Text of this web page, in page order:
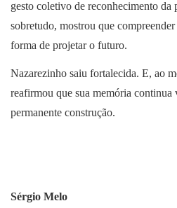
gesto coletivo de reconhecimento da
sobretudo, mostrou que
forma de projetar o futuro.
Nazarezinho saiu fortalecida. E, ao
reafirmou que sua memória continua
permanente construção.
Sérgio Melo